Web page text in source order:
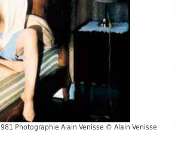
Photographie Alain Venisse © Alain Venisse